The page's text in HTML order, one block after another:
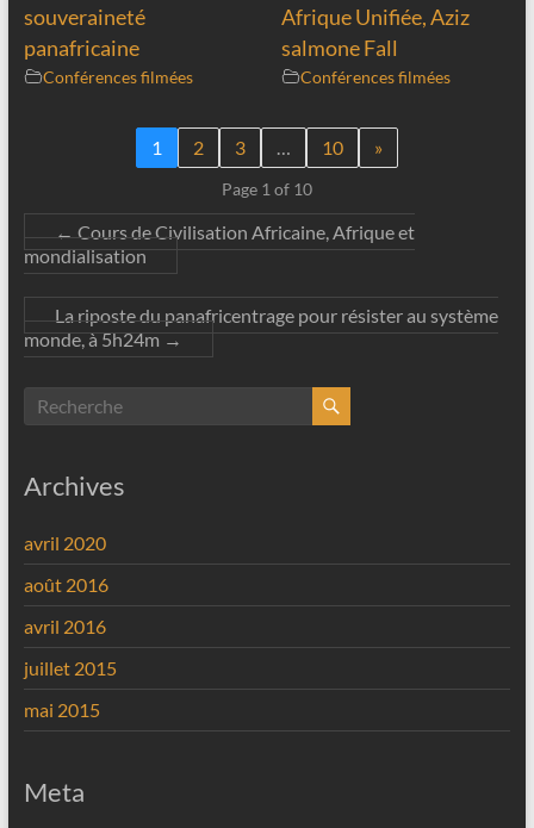
souveraineté
panafricaine
Conférences filmées
Afrique Unifiée, Aziz
salmone Fall
Conférences filmées
1 2 3 10 »
Page 1 of 10
←Cours de Civilisation Africaine, Afrique et
mondialisation
La riposte du panafricentrage pour résister au système
monde, à 5h24m→
Archives
avril 2020
août 2016
avril 2016
juillet 2015
mai 2015
Meta